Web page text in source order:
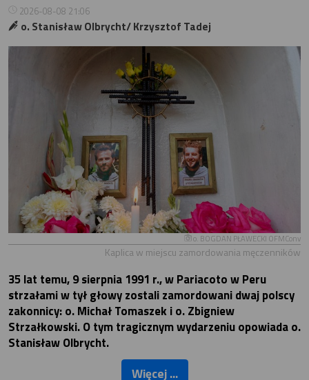
2026-08-08 21:06
o. Stanisław Olbrycht/ Krzysztof Tadej
o. BOGDAN PŁAWECKI OFMConv
Kaplica w miejscu zamordowania męczenników
35 lat temu, 9 sierpnia 1991 r., w Pariacoto w Peru
strzałami w tył głowy zostali zamordowani dwaj polscy
zakonnicy: o. Michał Tomaszek i o. Zbigniew
Strzałkowski. O tym tragicznym wydarzeniu opowiada o.
Stanisław Olbrycht.
Więcej ...